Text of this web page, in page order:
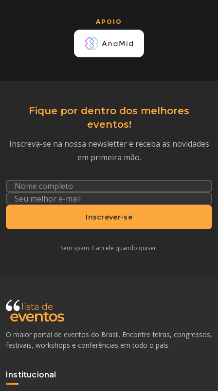
APOIO
Fique por dentro dos melhores
eventos!
Inscreva-se na nossa newsletter e receba as novidades
em primeira mão.
Inscrever-se
Sem spam. Cancele quando quiser.
O maior portal de eventos do Brasil. Encontre feiras, congressos,
festivais, workshops e conferências em todo o país.
Institucional